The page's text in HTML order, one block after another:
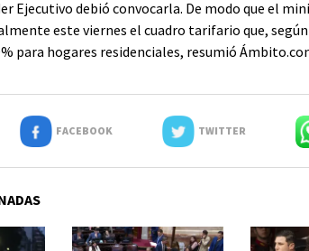
Ejecutivo debió convocarla. De modo que el
este viernes el cuadro tarifario que,
para hogares residenciales, resumió
FACEBOOK TWITTER